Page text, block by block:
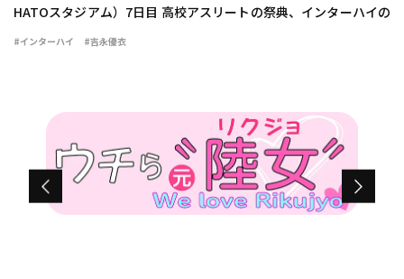
HATOスタジアム）7日目 高校アスリートの祭典、インターハイの
最終日に女子100mハードル決勝が行われ、吉永優衣（長崎日大
#インターハイ #吉永優衣